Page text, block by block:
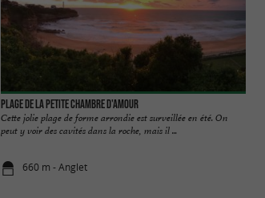
Plage de la petite chambre d'amour
Cette jolie plage de forme arrondie est surveillée en été. On
peut y voir des cavités dans la roche, mais il ...
660 m - Anglet